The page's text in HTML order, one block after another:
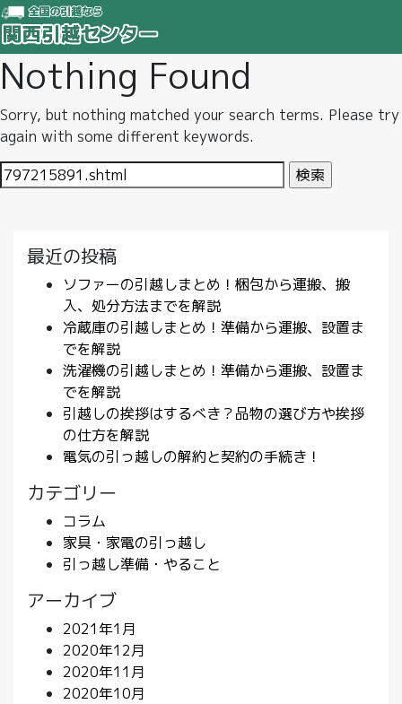
Nothing Found
Sorry, but nothing matched your search terms. Please try
again with some different keywords.
検
索:
最近の投稿
ソファーの引越しまとめ！梱包から運搬、搬
入、処分方法までを解説
冷蔵庫の引越しまとめ！準備から運搬、設置ま
でを解説
洗濯機の引越しまとめ！準備から運搬、設置ま
でを解説
引越しの挨拶はするべき？品物の選び方や挨拶
の仕方を解説
電気の引っ越しの解約と契約の手続き！
カテゴリー
コラム
家具・家電の引っ越し
引っ越し準備・やること
アーカイブ
2021年1月
2020年12月
2020年11月
2020年10月